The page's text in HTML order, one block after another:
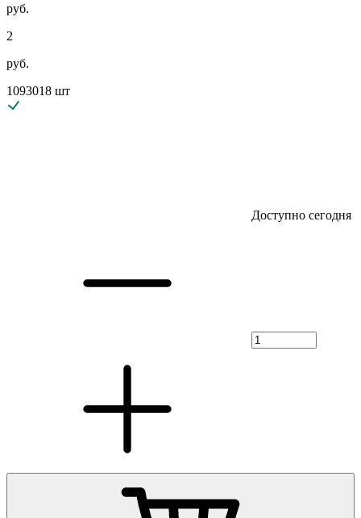
руб.
2
руб.
1093018 шт
Доступно сегодня